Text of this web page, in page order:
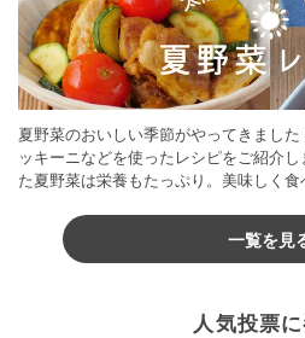
夏野菜のおいしい季節がやってきまし
ッキーニなどを使ったレシピをご紹介
た夏野菜は栄養もたっぷり。美味しく
一覧を見
人気投票